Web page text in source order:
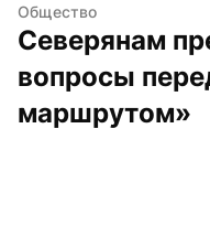
Общество
Северянам
вопросы
маршрутом»